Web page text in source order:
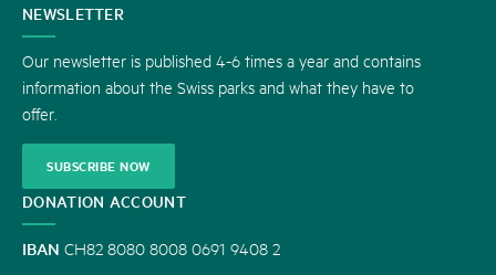
CONTACT
US
NEWSLETTER
Our newsletter is published 4-6 times a year and contains
information about the Swiss parks and what they have to
offer.
SUBSCRIBE NOW
DONATION ACCOUNT
IBAN CH82 8080 8008 0691 9408 2